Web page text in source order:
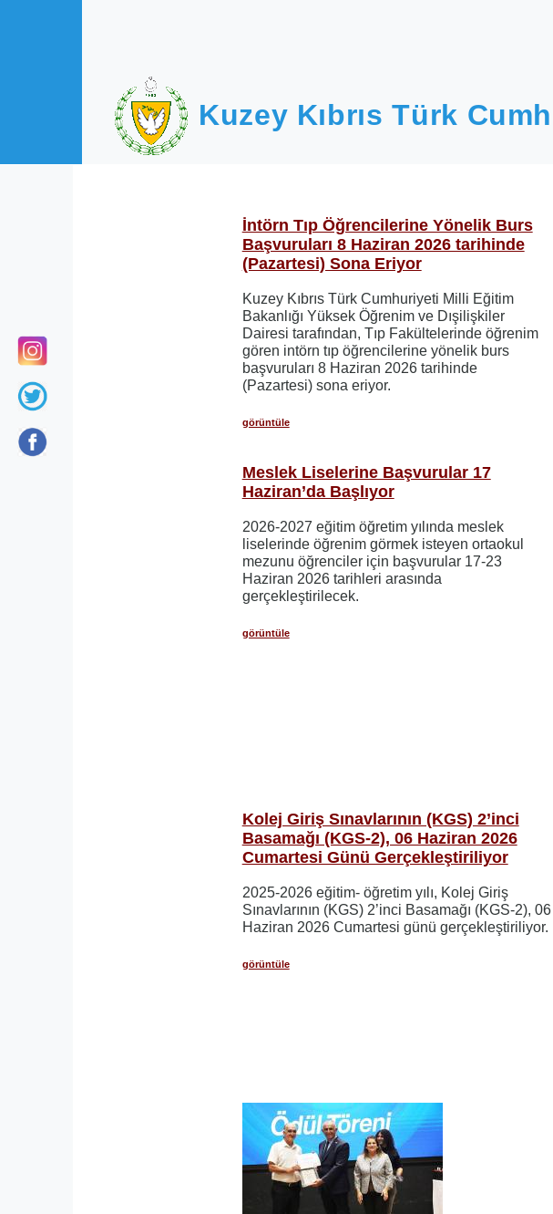
Kuzey Kıbrıs Türk
İntörn Tıp Öğrencilerine Yönelik Burs
Başvuruları 8 Haziran 2026 tarihinde
(Pazartesi) Sona Eriyor
Kuzey Kıbrıs Türk Cumhuriyeti Milli Eğitim
Bakanlığı Yüksek Öğrenim ve Dışilişkiler
Dairesi tarafından, Tıp Fakültelerinde öğrenim
gören intörn tıp öğrencilerine yönelik burs
başvuruları 8 Haziran 2026 tarihinde
(Pazartesi) sona eriyor.
görüntüle
Meslek Liselerine Başvurular 17
Haziran’da Başlıyor
2026-2027 eğitim öğretim yılında meslek
liselerinde öğrenim görmek isteyen ortaokul
mezunu öğrenciler için başvurular 17-23
Haziran 2026 tarihleri ​​arasında
gerçekleştirilecek.
görüntüle
Kolej Giriş Sınavlarının (KGS) 2’inci
Basamağı (KGS-2), 06 Haziran 2026
Cumartesi Günü Gerçekleştiriliyor
2025-2026 eğitim- öğretim yılı, Kolej Giriş
Sınavlarının (KGS) 2’inci Basamağı (KGS-2), 06
Haziran 2026 Cumartesi günü gerçekleştiriliyor.
görüntüle